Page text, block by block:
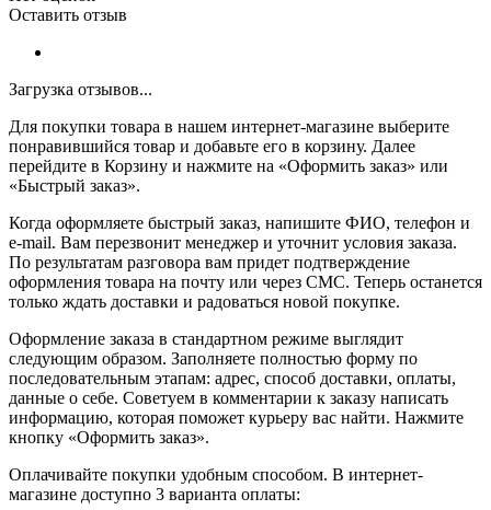
Оставить отзыв
Загрузка отзывов...
Для покупки товара в нашем интернет-магазине выберите
понравившийся товар и добавьте его в корзину. Далее
перейдите в Корзину и нажмите на «Оформить заказ» или
«Быстрый заказ».
Когда оформляете быстрый заказ, напишите ФИО, телефон и
e-mail. Вам перезвонит менеджер и уточнит условия заказа.
По результатам разговора вам придет подтверждение
оформления товара на почту или через СМС. Теперь останется
только ждать доставки и радоваться новой покупке.
Оформление заказа в стандартном режиме выглядит
следующим образом. Заполняете полностью форму по
последовательным этапам: адрес, способ доставки, оплаты,
данные о себе. Советуем в комментарии к заказу написать
информацию, которая поможет курьеру вас найти. Нажмите
кнопку «Оформить заказ».
Оплачивайте покупки удобным способом. В интернет-
магазине доступно 3 варианта оплаты: